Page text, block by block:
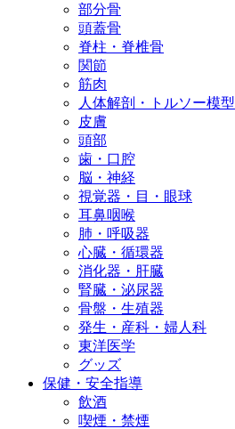
部分骨
頭蓋骨
脊柱・脊椎骨
関節
筋肉
人体解剖・トルソー模型
皮膚
頭部
歯・口腔
脳・神経
視覚器・目・眼球
耳鼻咽喉
肺・呼吸器
心臓・循環器
消化器・肝臓
腎臓・泌尿器
骨盤・生殖器
発生・産科・婦人科
東洋医学
グッズ
保健・安全指導
飲酒
喫煙・禁煙